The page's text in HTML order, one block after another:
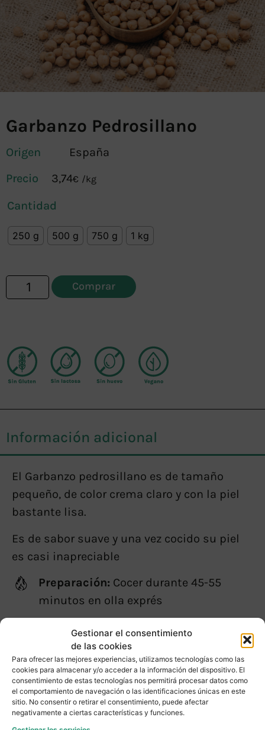
Gestionar el consentimiento
de las cookies
Para ofrecer las mejores experiencias, utilizamos tecnologías como las
cookies para almacenar y/o acceder a la información del dispositivo. El
consentimiento de estas tecnologías nos permitirá procesar datos como
el comportamiento de navegación o las identificaciones únicas en este
sitio. No consentir o retirar el consentimiento, puede afectar
negativamente a ciertas características y funciones.
Garbanzo Pedrosillano
Origen
España
3,74€ /kg
Cantidad
250 g 500 g 750 g 1 kg
Comprar
Información adicional
El Garbanzo pedrosillano es de tamaño
pequeño, de color crema claro y con la piel
bastante lisa.
Es de sabor suave y una vez cocido su piel
es casi inapreciable
Preparación: Cocer durante 45-55
minutos en olla exprés
Conservar:En un lugar fresco, seco y
alejado de la luz solar.
Alérgenos:No contiene gluten, pero
puede ser que contenga trazas debido
a su manipulación a granel.